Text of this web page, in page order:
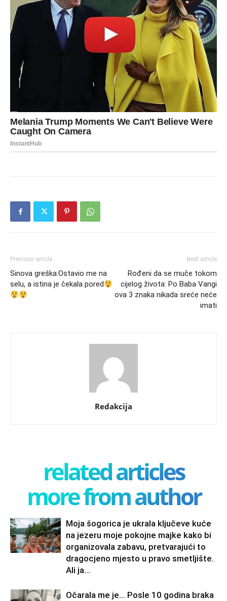
Previous article
Sinova greška:Ostavio me na
selu, a istina je čekala pored
Next article
Rođeni da se muče tokom
cijelog života: Po Baba Vangi
ova 3 znaka nikada sreće neće
imati
Redakcija
related articles
more from author
Moja šogorica je ukrala ključeve kuće
na jezeru moje pokojne majke kako bi
organizovala zabavu, pretvarajući to
dragocjeno mjesto u pravo smetljište.
Ali ja...
Očarala me je… Posle 10 godina braka